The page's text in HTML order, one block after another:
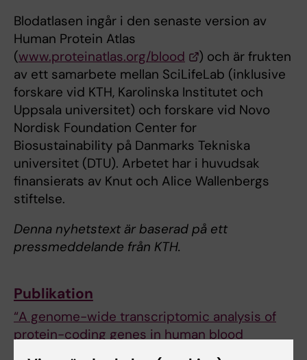
Blodatlasen ingår i den senaste version av
Human Protein Atlas
(www.proteinatlas.org/blood
) och är frukten
av ett samarbete mellan SciLifeLab (inklusive
forskare vid KTH, Karolinska Institutet och
Uppsala universitet) och forskare vid Novo
Nordisk Foundation Center for
Biosustainability på Danmarks Tekniska
universitet (DTU). Arbetet har i huvudsak
finansierats av Knut och Alice Wallenbergs
stiftelse.
Denna nyhetstext är baserad på ett
pressmeddelande från KTH.
Publikation
“A genome-wide transcriptomic analysis of
protein-coding genes in human blood